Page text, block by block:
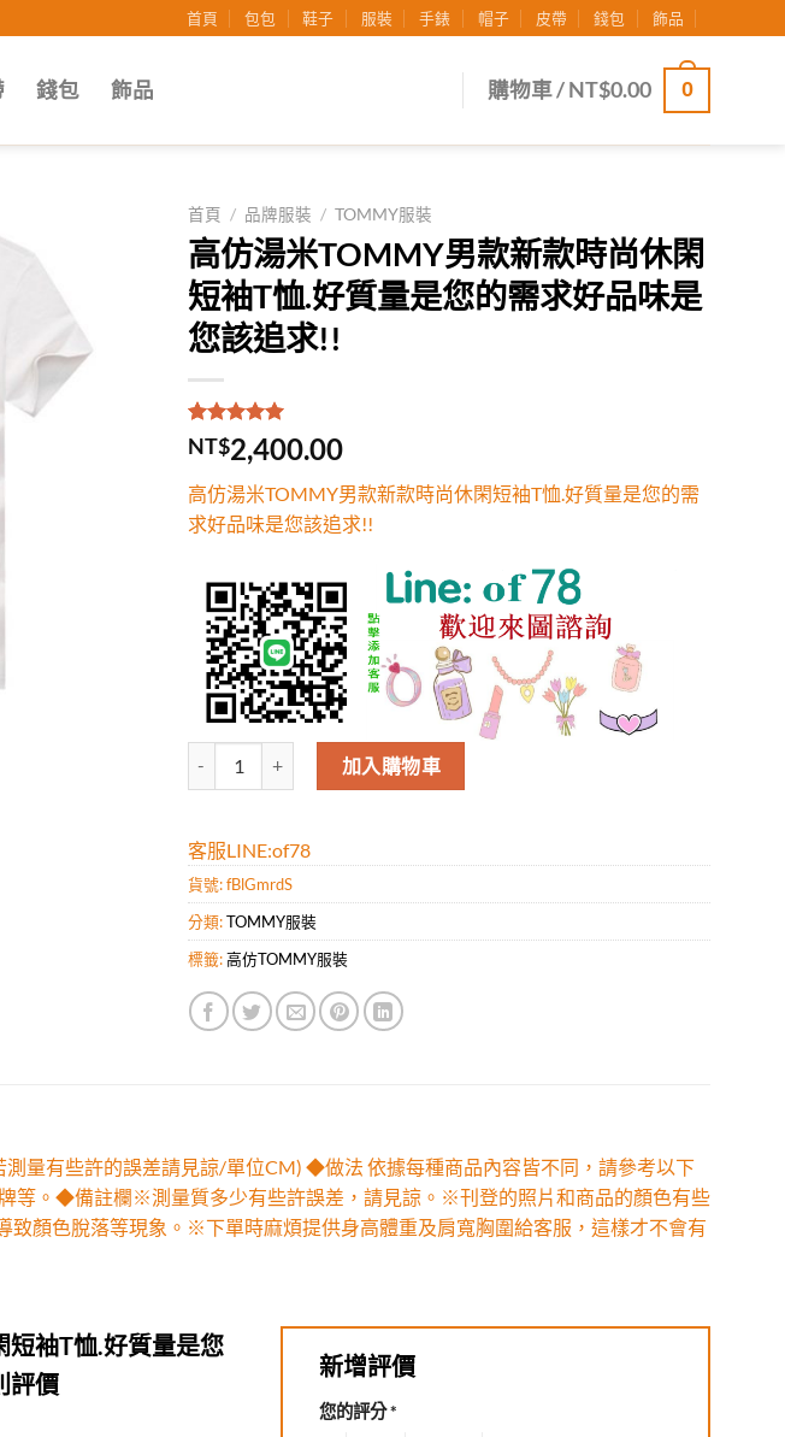
首頁 包包 鞋子 服裝 手錶 帽子 皮帶 錢包 飾品
錢包 飾品 購物車 /NT$0.00 0
首頁 / 品牌服裝 / TOMMY服裝
高仿湯米TOMMY男款新款時尚休閑
短袖T恤.好質量是您的需求好品味是
您該追求!!
評分5.00/
5，已有
1
位
分
NT$2,400.00
高仿湯米TOMMY男款新款時尚休閑短袖T恤.好質量是您的需
求好品味是您該追求!!
高仿湯米TOMMY男款新款時尚休閑短袖T恤.好質量是您的需求好品味是您該追
加入購物車
客服LINE:of78
貨號:fBlGmrdS
分類:TOMMY服裝
標籤:高仿TOMMY服裝
量有些許的誤差請見諒/單位CM) ◆做法 依據每種商品內容皆不同，請參考以下
等。◆備註欄※測量質多少有些許誤差，請見諒。※刊登的照片和商品的顏色有些
顏色脫落等現象。※下單時麻煩提供身高體重及肩寬胸圍給客服，這樣才不會有
袖T恤.好質量是您
評價
新增評價
您的評分*